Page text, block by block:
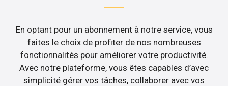
En optant pour un abonnement à notre service, vous
faites le choix de profiter de nos nombreuses
fonctionnalités pour améliorer votre productivité.
Avec notre plateforme, vous êtes capables d’avec
simplicité gérer vos tâches, collaborer avec vos